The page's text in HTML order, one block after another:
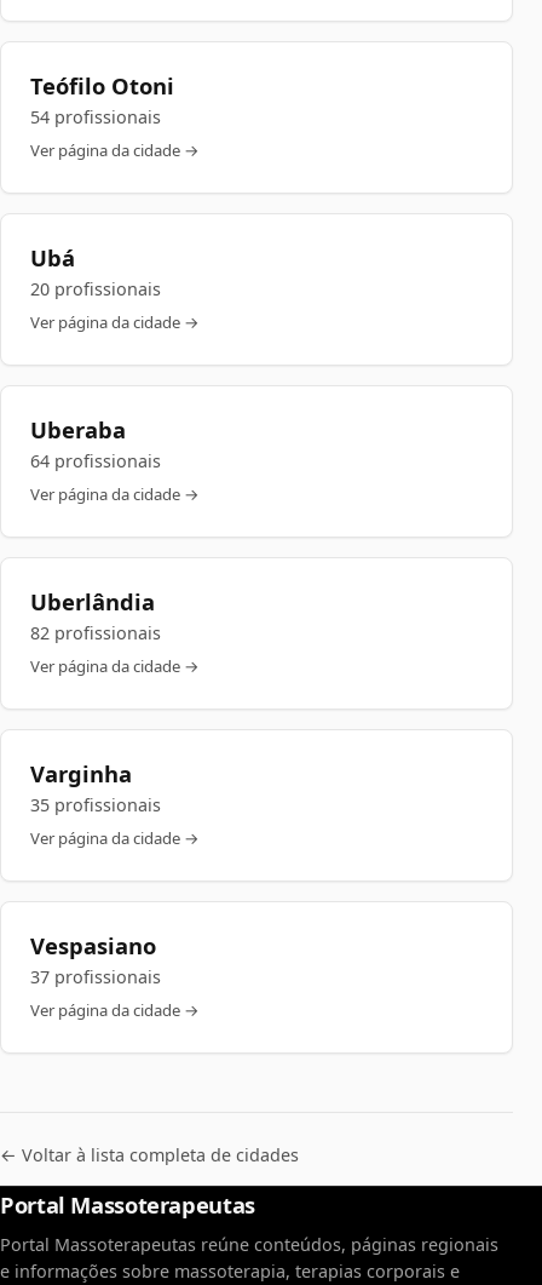
Teófilo Otoni
54 profissionais
Ver página da cidade →
Ubá
20 profissionais
Ver página da cidade →
Uberaba
64 profissionais
Ver página da cidade →
Uberlândia
82 profissionais
Ver página da cidade →
Varginha
35 profissionais
Ver página da cidade →
Vespasiano
37 profissionais
Ver página da cidade →
← Voltar à lista completa de cidades
Portal Massoterapeutas
Portal Massoterapeutas reúne conteúdos, páginas regionais
e informações sobre massoterapia, terapias corporais e